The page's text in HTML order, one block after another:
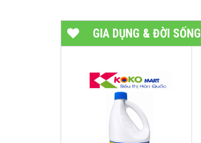
GIA DỤNG & ĐỜI SỐNG